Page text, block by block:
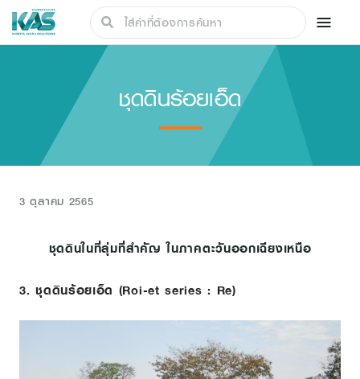
ชุดดินร้อยเอ็ด
3 ตุลาคม 2565
ชุดดินในที่ลุ่มที่สำคัญ ในภาคตะวันออกเฉียงเหนือ
3. ชุดดินร้อยเอ็ด (Roi-et series : Re)